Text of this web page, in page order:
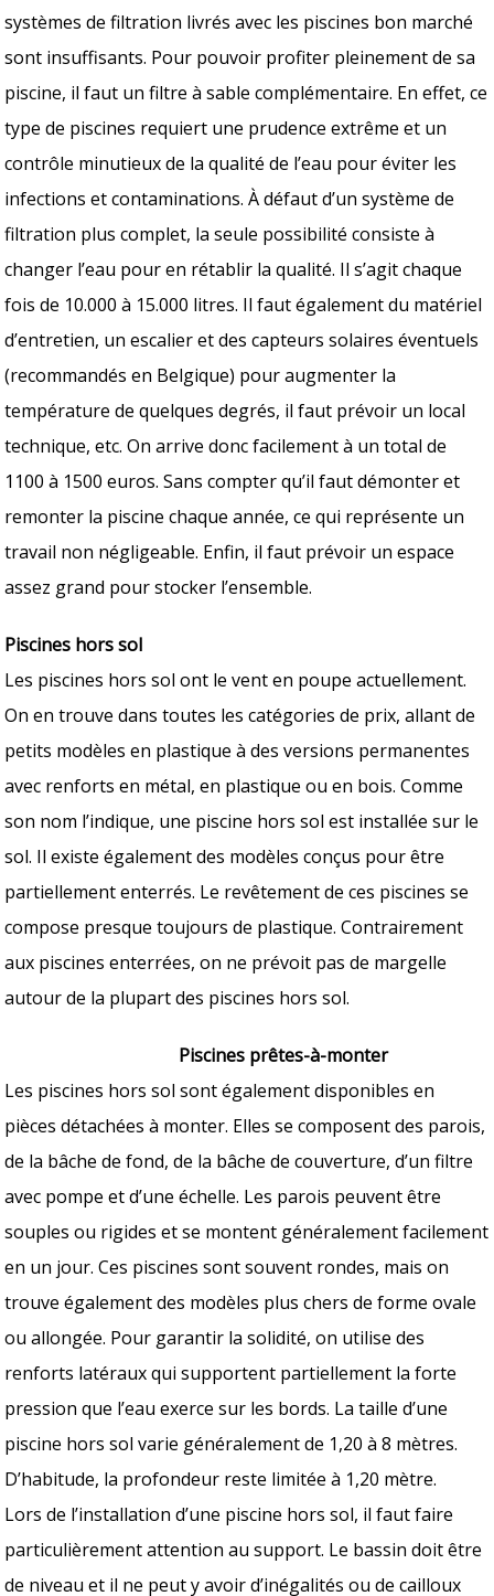
systèmes de filtration livrés avec les piscines bon marché
sont insuffisants. Pour pouvoir profiter pleinement de sa
piscine, il faut un filtre à sable complémentaire. En effet, ce
type de piscines requiert une prudence extrême et un
contrôle minutieux de la qualité de l’eau pour éviter les
infections et contaminations. À défaut d’un système de
filtration plus complet, la seule possibilité consiste à
changer l’eau pour en rétablir la qualité. Il s’agit chaque
fois de 10.000 à 15.000 litres. Il faut également du matériel
d’entretien, un escalier et des capteurs solaires éventuels
(recommandés en Belgique) pour augmenter la
température de quelques degrés, il faut prévoir un local
technique, etc. On arrive donc facilement à un total de
1100 à 1500 euros. Sans compter qu’il faut démonter et
remonter la piscine chaque année, ce qui représente un
travail non négligeable. Enfin, il faut prévoir un espace
assez grand pour stocker l’ensemble.
Piscines hors sol
Les piscines hors sol ont le vent en poupe actuellement.
On en trouve dans toutes les catégories de prix, allant de
petits modèles en plastique à des versions permanentes
avec renforts en métal, en plastique ou en bois. Comme
son nom l’indique, une piscine hors sol est installée sur le
sol. Il existe également des modèles conçus pour être
partiellement enterrés. Le revêtement de ces piscines se
compose presque toujours de plastique. Contrairement
aux piscines enterrées, on ne prévoit pas de margelle
autour de la plupart des piscines hors sol.
Piscines prêtes-à-monter
Les piscines hors sol sont également disponibles en
pièces détachées à monter. Elles se composent des parois,
de la bâche de fond, de la bâche de couverture, d’un filtre
avec pompe et d’une échelle. Les parois peuvent être
souples ou rigides et se montent généralement facilement
en un jour. Ces piscines sont souvent rondes, mais on
trouve également des modèles plus chers de forme ovale
ou allongée. Pour garantir la solidité, on utilise des
renforts latéraux qui supportent partiellement la forte
pression que l’eau exerce sur les bords. La taille d’une
piscine hors sol varie généralement de 1,20 à 8 mètres.
D’habitude, la profondeur reste limitée à 1,20 mètre.
Lors de l’installation d’une piscine hors sol, il faut faire
particulièrement attention au support. Le bassin doit être
de niveau et il ne peut y avoir d’inégalités ou de cailloux